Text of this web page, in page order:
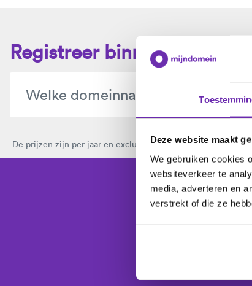
Deze website maakt
We gebruiken cookies
websiteverkeer te
media, adverteren en
verstrekt of die ze
Registreer binnen 1 minuut
De prijzen zijn per jaar en exclusief btw. Bekijk hier alle
Kies je